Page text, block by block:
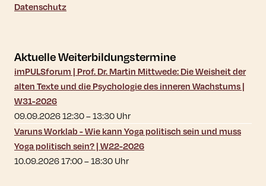
Datenschutz
Aktuelle Weiterbildungstermine
imPULSforum | Prof. Dr. Martin Mittwede: Die Weisheit der
alten Texte und die Psychologie des inneren Wachstums |
W31-2026
09.09.2026 12:30–13:30Uhr
Varuns Worklab - Wie kann Yoga politisch sein und muss
Yoga politisch sein? | W22-2026
10.09.2026 17:00–18:30Uhr